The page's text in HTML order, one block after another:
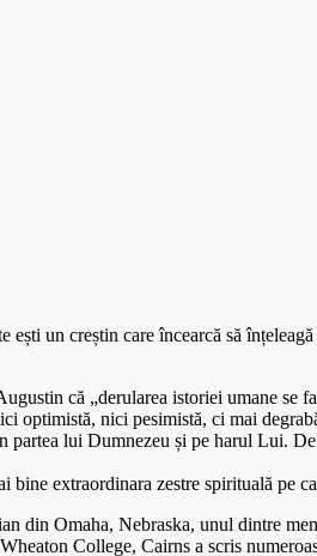
un creștin care încearcă să
că „derularea istoriei umane se
nici pesimistă, ci mai
lui Dumnezeu și pe harul Lui.
extraordinara zestre spirituală pe
Omaha, Nebraska, unul dintre
College, Cairns a scris